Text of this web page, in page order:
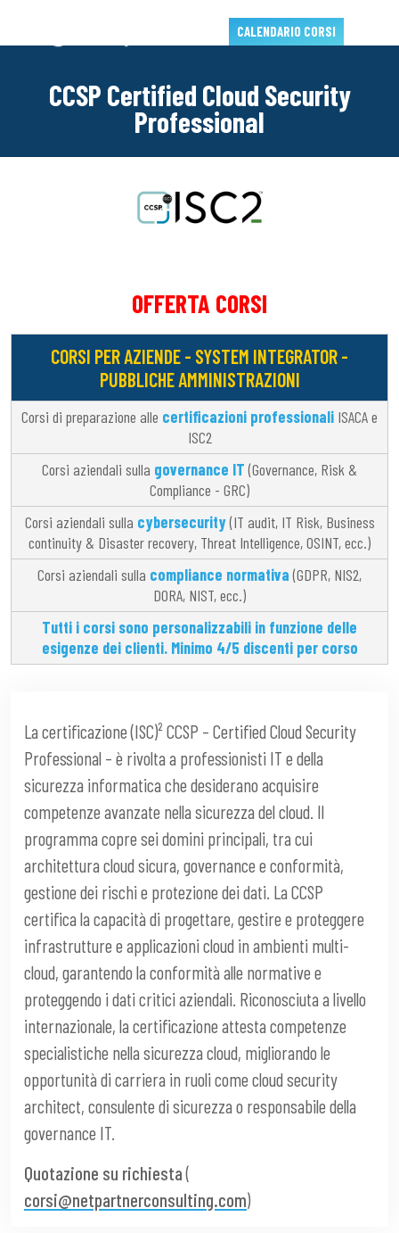
CALENDARIO CORSI
CCSP Certified Cloud Security
Professional
OFFERTA CORSI
CORSI PER AZIENDE - SYSTEM INTEGRATOR -
PUBBLICHE AMMINISTRAZIONI
Corsi di preparazione alle certificazioni professionali ISACA e
ISC2
Corsi aziendali sulla governance IT(Governance, Risk &
Compliance - GRC)
Corsi aziendali sulla cybersecurity(IT audit, IT Risk, Business
continuity & Disaster recovery, Threat Intelligence, OSINT, ecc.)
Corsi aziendali sulla compliance normativa(GDPR, NIS2,
DORA, NIST, ecc.)
Tutti i corsi sono personalizzabili in funzione delle
esigenze dei clienti. Minimo 4/5 discenti per corso
La certificazione (ISC)² CCSP – Certified Cloud Security
Professional – è rivolta a professionisti IT e della
sicurezza informatica che desiderano acquisire
competenze avanzate nella sicurezza del cloud. Il
programma copre sei domini principali, tra cui
architettura cloud sicura, governance e conformità,
gestione dei rischi e protezione dei dati. La CCSP
certifica la capacità di progettare, gestire e proteggere
infrastrutture e applicazioni cloud in ambienti multi-
cloud, garantendo la conformità alle normative e
proteggendo i dati critici aziendali. Riconosciuta a livello
internazionale, la certificazione attesta competenze
specialistiche nella sicurezza cloud, migliorando le
opportunità di carriera in ruoli come cloud security
architect, consulente di sicurezza o responsabile della
governance IT.
Quotazione su richiesta(
corsi@netpartnerconsulting.com)